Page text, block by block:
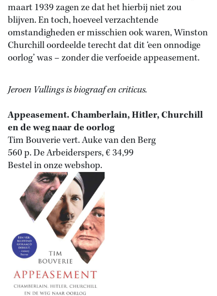
maart 1939 zagen ze dat het hierbij niet zou
blijven. En toch, hoeveel verzachtende
omstandigheden er misschien ook waren, Winston
Churchill oordeelde terecht dat dit ‘een onnodige
oorlog’ was – zonder die verfoeide appeasement.
Jeroen Vullings is biograaf en criticus.
Appeasement. Chamberlain, Hitler, Churchill
en de weg naar de oorlog
Tim Bouverie vert. Auke van den Berg
560 p. De Arbeiderspers, € 34,99
Bestel in onze webshop.